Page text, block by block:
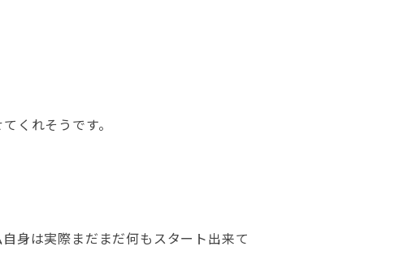
くれそうです。
身は実際まだまだ何もスタート出来て